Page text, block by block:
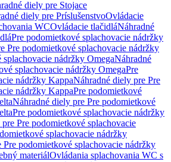
diely pre Stojace
diely pre PríslušenstvoOvládacie
WCOvládacie tlačidláNáhradné
Pre podomietkové splachovacie nádržky
Pre podomietkové splachovacie nádržky
nádržky OmegaNáhradné
splachovacie nádržky OmegaPre
nádržky KappaNáhradné diely pre Pre
nádržky KappaPre podomietkové
Náhradné diely pre Pre podomietkové
Pre podomietkové splachovacie nádržky
Pre podomietkové splachovacie
splachovacie nádržky
Pre podomietkové splachovacie nádržky
materiálOvládania splachovania WC s